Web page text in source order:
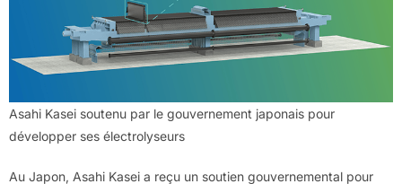
Asahi Kasei soutenu par le gouvernement japonais pour
développer ses électrolyseurs
Au Japon, Asahi Kasei a reçu un soutien gouvernemental pour